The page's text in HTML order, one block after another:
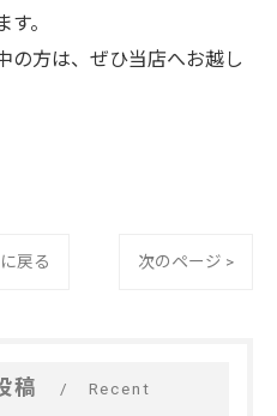
。
の方は、ぜひ当店へお越し
戻る 次のページ >
稿
Recent